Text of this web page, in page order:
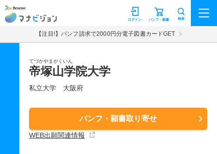
マナビジョン パンフ・願書
ログイン 検索
【注目!】パンフ請求で2000円分電子図書カードGET
てづかやまがくいん
帝塚山学院大学
私立大学 大阪府
パンフ・願書取り寄せ
WEB出願関連情報